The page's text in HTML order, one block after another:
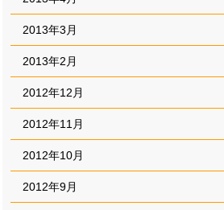
2013年3月
2013年2月
2012年12月
2012年11月
2012年10月
2012年9月